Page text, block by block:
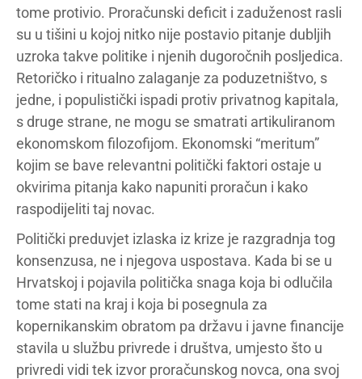
tome protivio. Proračunski deficit i zaduženost rasli
su u tišini u kojoj nitko nije postavio pitanje dubljih
uzroka takve politike i njenih dugoročnih posljedica.
Retoričko i ritualno zalaganje za poduzetništvo, s
jedne, i populistički ispadi protiv privatnog kapitala,
s druge strane, ne mogu se smatrati artikuliranom
ekonomskom filozofijom. Ekonomski “meritum”
kojim se bave relevantni politički faktori ostaje u
okvirima pitanja kako napuniti proračun i kako
raspodijeliti taj novac.
Politički preduvjet izlaska iz krize je razgradnja tog
konsenzusa, ne i njegova uspostava. Kada bi se u
Hrvatskoj i pojavila politička snaga koja bi odlučila
tome stati na kraj i koja bi posegnula za
kopernikanskim obratom pa državu i javne financije
stavila u službu privrede i društva, umjesto što u
privredi vidi tek izvor proračunskog novca, ona svoj